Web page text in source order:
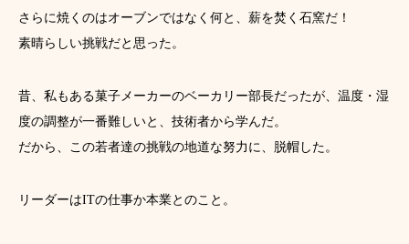
さらに焼くのはオーブンではなく何と、薪を焚く石窯だ！
素晴らしい挑戦だと思った。
昔、私もある菓子メーカーのベーカリー部長だったが、温度・湿
度の調整が一番難しいと、技術者から学んだ。
だから、この若者達の挑戦の地道な努力に、脱帽した。
リーダーはITの仕事か本業とのこと。